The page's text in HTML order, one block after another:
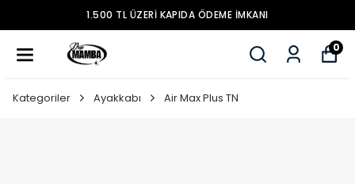
1.500 TL ÜZERİ KAPIDA ÖDEME İMKANI
0
Kategoriler Ayakkabı Air Max Plus TN